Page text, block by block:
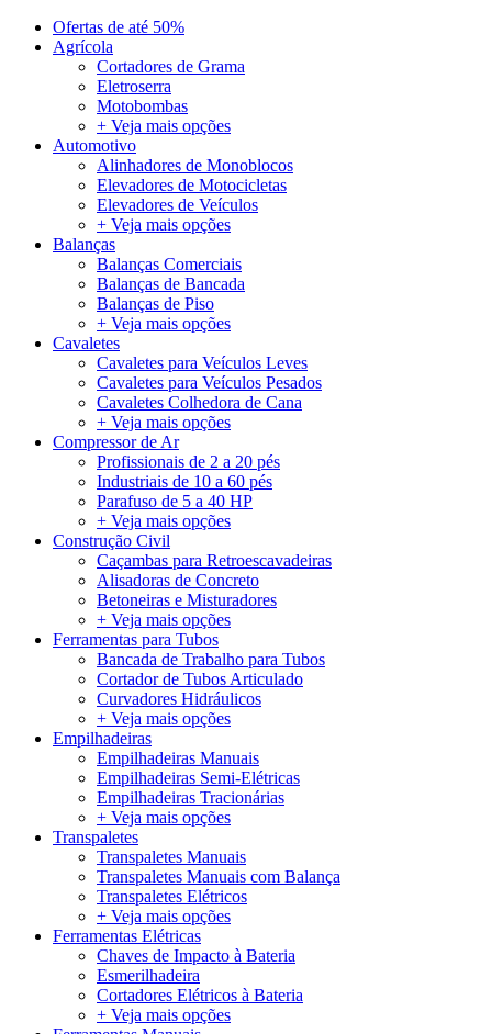
Ofertas de até 50%
Agrícola
Cortadores de Grama
Eletroserra
Motobombas
+ Veja mais opções
Automotivo
Alinhadores de Monoblocos
Elevadores de Motocicletas
Elevadores de Veículos
+ Veja mais opções
Balanças
Balanças Comerciais
Balanças de Bancada
Balanças de Piso
+ Veja mais opções
Cavaletes
Cavaletes para Veículos Leves
Cavaletes para Veículos Pesados
Cavaletes Colhedora de Cana
+ Veja mais opções
Compressor de Ar
Profissionais de 2 a 20 pés
Industriais de 10 a 60 pés
Parafuso de 5 a 40 HP
+ Veja mais opções
Construção Civil
Caçambas para Retroescavadeiras
Alisadoras de Concreto
Betoneiras e Misturadores
+ Veja mais opções
Ferramentas para Tubos
Bancada de Trabalho para Tubos
Cortador de Tubos Articulado
Curvadores Hidráulicos
+ Veja mais opções
Empilhadeiras
Empilhadeiras Manuais
Empilhadeiras Semi-Elétricas
Empilhadeiras Tracionárias
+ Veja mais opções
Transpaletes
Transpaletes Manuais
Transpaletes Manuais com Balança
Transpaletes Elétricos
+ Veja mais opções
Ferramentas Elétricas
Chaves de Impacto à Bateria
Esmerilhadeira
Cortadores Elétricos à Bateria
+ Veja mais opções